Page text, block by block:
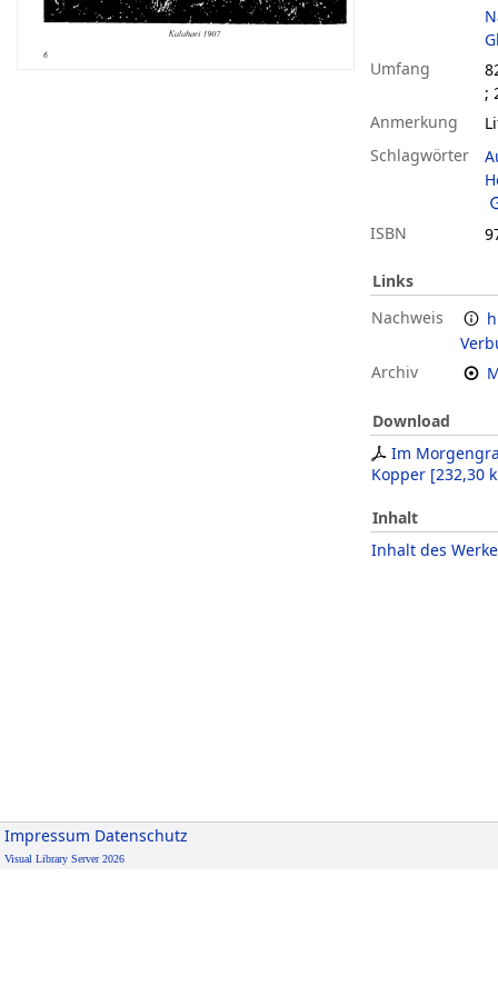
Umfang
;
Anmerkung
Schlagwörter
ISBN
Links
Nachweis
Archiv
Download
Im
Kopper [232,30
Inhalt
Inhalt des
Impressum Datenschutz
Visual Library Server 2026